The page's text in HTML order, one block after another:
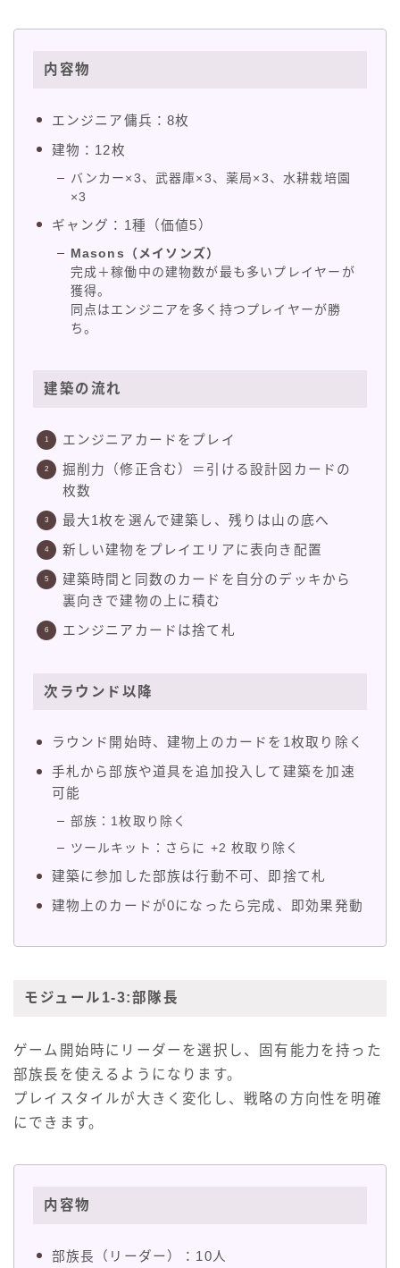
内容物
エンジニア傭兵：8枚
建物：12枚
バンカー×3、武器庫×3、薬局×3、水耕栽培園
×3
ギャング：1種（価値5）
Masons（メイソンズ）
完成＋稼働中の建物数が最も多いプレイヤーが
獲得。
同点はエンジニアを多く持つプレイヤーが勝
ち。
建築の流れ
エンジニアカードをプレイ
掘削力（修正含む）＝引ける設計図カードの
枚数
最大1枚を選んで建築し、残りは山の底へ
新しい建物をプレイエリアに表向き配置
建築時間と同数のカードを自分のデッキから
裏向きで建物の上に積む
エンジニアカードは捨て札
次ラウンド以降
ラウンド開始時、建物上のカードを1枚取り除く
手札から部族や道具を追加投入して建築を加速
可能
部族：1枚取り除く
ツールキット：さらに +2 枚取り除く
建築に参加した部族は行動不可、即捨て札
建物上のカードが0になったら完成、即効果発動
モジュール1-3:部隊長
ゲーム開始時にリーダーを選択し、固有能力を持った
部族長を使えるようになります。
プレイスタイルが大きく変化し、戦略の方向性を明確
にできます。
内容物
部族長（リーダー）：10人